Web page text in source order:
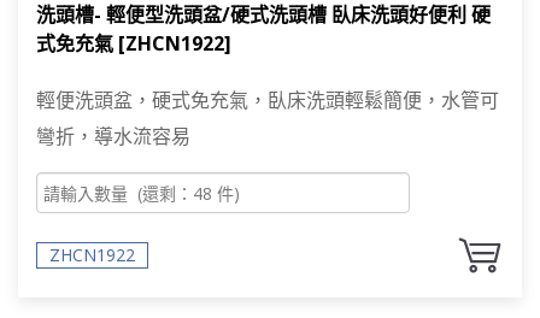
洗頭槽- 輕便型洗頭盆/硬式洗頭槽 臥床洗頭好便利 硬
式免充氣 [ZHCN1922]
輕便洗頭盆，硬式免充氣，臥床洗頭輕鬆簡便，水管可
彎折，導水流容易
ZHCN1922